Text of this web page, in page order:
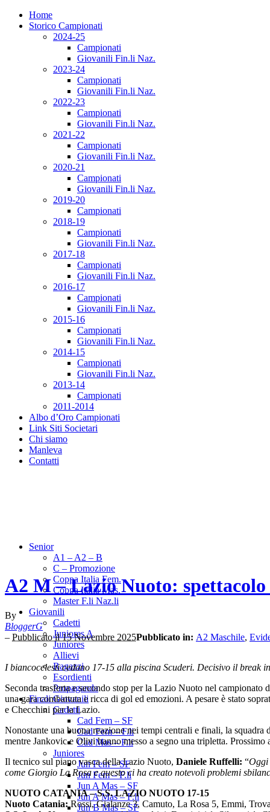
Home
Storico Campionati
2024-25
Campionati
Giovanili Fin.li Naz.
2023-24
Campionati
Giovanili Fin.li Naz.
2022-23
Campionati
Giovanili Fin.li Naz.
2021-22
Campionati
Giovanili Fin.li Naz.
2020-21
Campionati
Giovanili Fin.li Naz.
2019-20
Campionati
2018-19
Campionati
Giovanili Fin.li Naz.
2017-18
Campionati
Giovanili Fin.li Naz.
2016-17
Campionati
Giovanili Fin.li Naz.
2015-16
Campionati
Giovanili Fin.li Naz.
2014-15
Campionati
Giovanili Fin.li Naz.
2013-14
Campionati
2011-2014
Albo d’Oro Campionati
Link Siti Societari
Chi siamo
Manleva
Contatti
Senior
A1 – A2 – B
C – Promozione
Coppa Italia Fem.
Coppa Italia Mas.
Master F.li Naz.li
Giovanili
Cadetti
Juniores A
Juniores
Allievi
Ragazzi
Esordienti
Propaganda
Finali Giovanili
Cadetti
Cad Fem – SF
Cad Fem – F.li
Cad Mas – F.li
Juniores
Jun Fem – SF
Jun Fem – F.li
Jun A Mas – SF
Jun A Mas – F.li
Jun B Mas – SF
A2 M – Lazio Nuoto:
By
BloggerG
– Pubblicato il 15 Novembre 2025Pubblicato in: A2 Maschile,
I biancocelesti cedono 17-15 alla piscina Scuderi. Decisivo il break
Seconda trasferta e secondo stop per la Lazio Nuoto nel
una gara combattuta e ricca di gol ed emozioni. A pesare è stato
e Checchini per la Lazio.
Nonostante una buona reazione nei tempi centrali e finali, la
mentre Jankovic e Olivi hanno messo a segno una tripletta.
Il tecnico sul piano vasca della Lazio Nuoto, Daniele Ruffelli: “Oggi
come Giorgio La Rosa e questo ci ha creato notevoli problemi
NUOTO CATANIA – S.S. LAZIO NUOTO 17-15
Nuoto Catania: Rossi, Gialanze 3, Camuto, La Rosa 5, Emmi,